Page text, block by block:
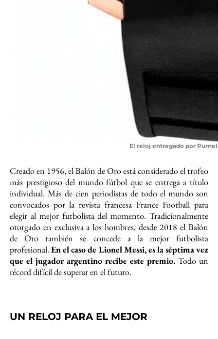
El reloj entregado por
Creado en 1956, el Balón de Oro está considerado el trofeo
más prestigioso del mundo fútbol que se entrega a título
individual. Más de cien periodistas de todo el mundo son
convocados por la revista francesa France Football para
elegir al mejor futbolista del momento. Tradicionalmente
otorgado en exclusiva a los hombres, desde 2018 el Balón
de Oro también se concede a la mejor futbolista
profesional.En el caso de Lionel Messi, es la séptima vez
que el jugador argentino recibe este premio. Todo un
récord difícil de superar en el futuro.
UN RELOJ PARA EL MEJOR